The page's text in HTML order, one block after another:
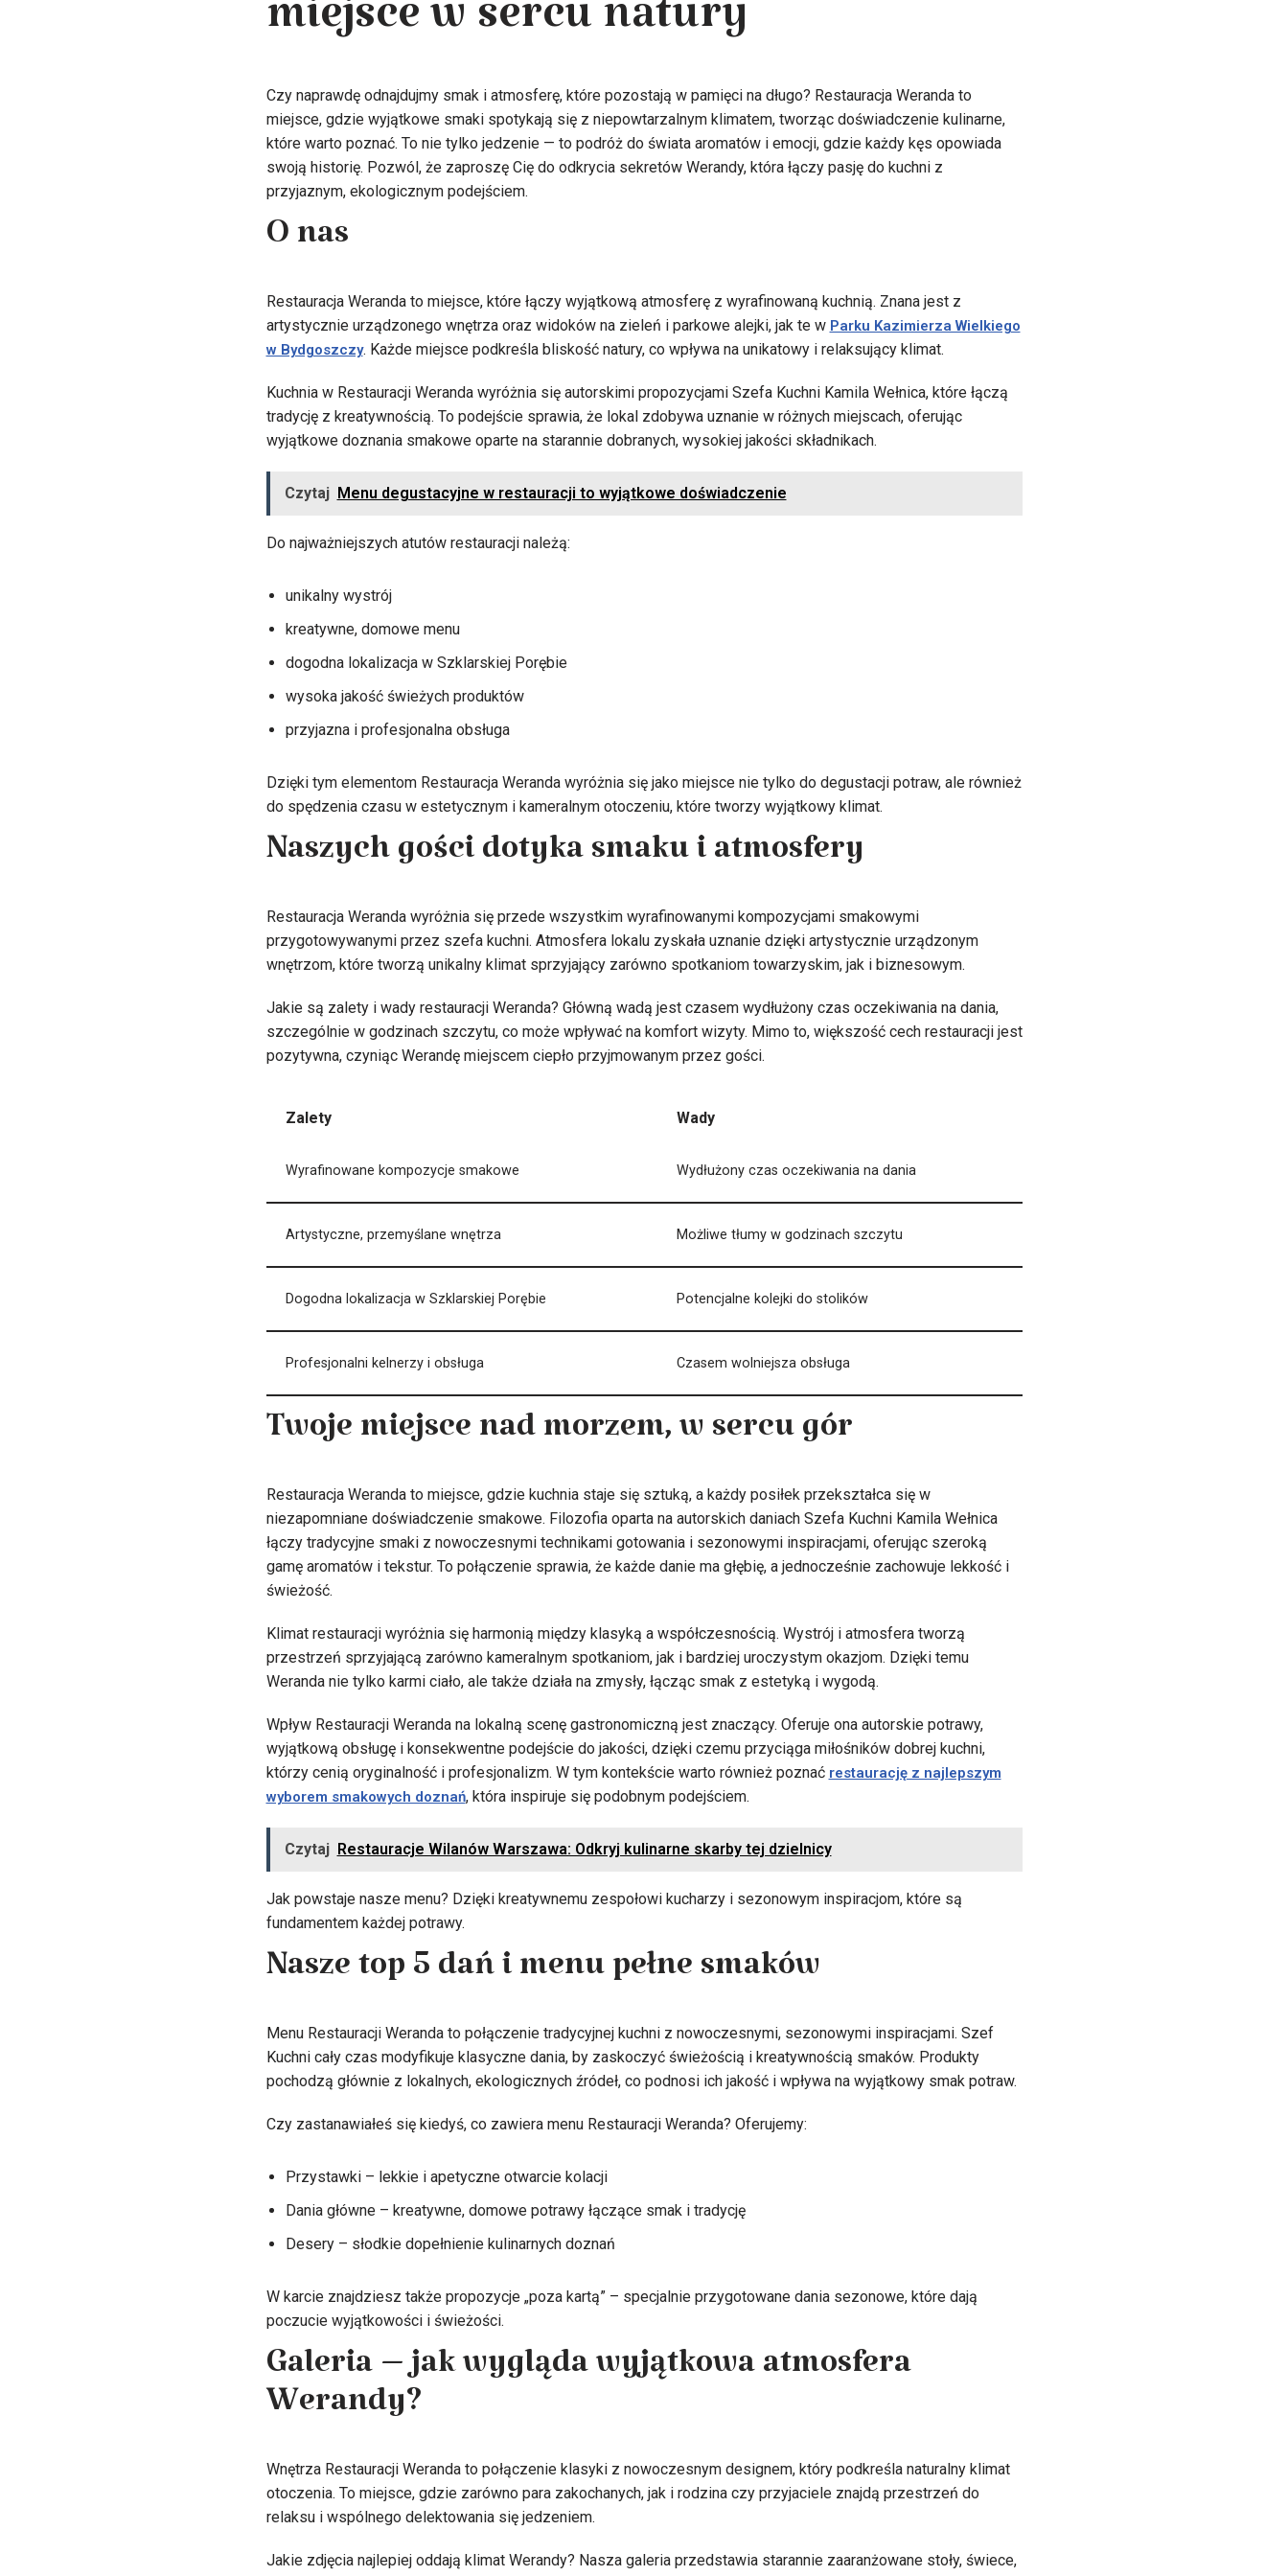
miejsce w sercu natury
Czy naprawdę odnajdujmy smak i atmosferę, które pozostają w pamięci na długo? Restauracja Weranda to
miejsce, gdzie wyjątkowe smaki spotykają się z niepowtarzalnym klimatem, tworząc doświadczenie kulinarne,
które warto poznać. To nie tylko jedzenie — to podróż do świata aromatów i emocji, gdzie każdy kęs opowiada
swoją historię. Pozwól, że zaproszę Cię do odkrycia sekretów Werandy, która łączy pasję do kuchni z
przyjaznym, ekologicznym podejściem.
O nas
Restauracja Weranda to miejsce, które łączy wyjątkową atmosferę z wyrafinowaną kuchnią. Znana jest z
artystycznie urządzonego wnętrza oraz widoków na zieleń i parkowe alejki, jak te w Parku Kazimierza Wielkiego
w Bydgoszczy. Każde miejsce podkreśla bliskość natury, co wpływa na unikatowy i relaksujący klimat.
Kuchnia w Restauracji Weranda wyróżnia się autorskimi propozycjami Szefa Kuchni Kamila Wełnica, które łączą
tradycję z kreatywnością. To podejście sprawia, że lokal zdobywa uznanie w różnych miejscach, oferując
wyjątkowe doznania smakowe oparte na starannie dobranych, wysokiej jakości składnikach.
Czytaj Menu degustacyjne w restauracji to wyjątkowe doświadczenie
Do najważniejszych atutów restauracji należą:
unikalny wystrój
kreatywne, domowe menu
dogodna lokalizacja w Szklarskiej Porębie
wysoka jakość świeżych produktów
przyjazna i profesjonalna obsługa
Dzięki tym elementom Restauracja Weranda wyróżnia się jako miejsce nie tylko do degustacji potraw, ale również
do spędzenia czasu w estetycznym i kameralnym otoczeniu, które tworzy wyjątkowy klimat.
Naszych gości dotyka smaku i atmosfery
Restauracja Weranda wyróżnia się przede wszystkim wyrafinowanymi kompozycjami smakowymi
przygotowywanymi przez szefa kuchni. Atmosfera lokalu zyskała uznanie dzięki artystycznie urządzonym
wnętrzom, które tworzą unikalny klimat sprzyjający zarówno spotkaniom towarzyskim, jak i biznesowym.
Jakie są zalety i wady restauracji Weranda? Główną wadą jest czasem wydłużony czas oczekiwania na dania,
szczególnie w godzinach szczytu, co może wpływać na komfort wizyty. Mimo to, większość cech restauracji jest
pozytywna, czyniąc Werandę miejscem ciepło przyjmowanym przez gości.
Zalety Wady
Wyrafinowane kompozycje smakowe Wydłużony czas oczekiwania na dania
Artystyczne, przemyślane wnętrza Możliwe tłumy w godzinach szczytu
Dogodna lokalizacja w Szklarskiej Porębie Potencjalne kolejki do stolików
Profesjonalni kelnerzy i obsługa Czasem wolniejsza obsługa
Twoje miejsce nad morzem, w sercu gór
Restauracja Weranda to miejsce, gdzie kuchnia staje się sztuką, a każdy posiłek przekształca się w
niezapomniane doświadczenie smakowe. Filozofia oparta na autorskich daniach Szefa Kuchni Kamila Wełnica
łączy tradycyjne smaki z nowoczesnymi technikami gotowania i sezonowymi inspiracjami, oferując szeroką
gamę aromatów i tekstur. To połączenie sprawia, że każde danie ma głębię, a jednocześnie zachowuje lekkość i
świeżość.
Klimat restauracji wyróżnia się harmonią między klasyką a współczesnością. Wystrój i atmosfera tworzą
przestrzeń sprzyjającą zarówno kameralnym spotkaniom, jak i bardziej uroczystym okazjom. Dzięki temu
Weranda nie tylko karmi ciało, ale także działa na zmysły, łącząc smak z estetyką i wygodą.
Wpływ Restauracji Weranda na lokalną scenę gastronomiczną jest znaczący. Oferuje ona autorskie potrawy,
wyjątkową obsługę i konsekwentne podejście do jakości, dzięki czemu przyciąga miłośników dobrej kuchni,
którzy cenią oryginalność i profesjonalizm. W tym kontekście warto również poznać restaurację z najlepszym
wyborem smakowych doznań, która inspiruje się podobnym podejściem.
Czytaj Restauracje Wilanów Warszawa: Odkryj kulinarne skarby tej dzielnicy
Jak powstaje nasze menu? Dzięki kreatywnemu zespołowi kucharzy i sezonowym inspiracjom, które są
fundamentem każdej potrawy.
Nasze top 5 dań i menu pełne smaków
Menu Restauracji Weranda to połączenie tradycyjnej kuchni z nowoczesnymi, sezonowymi inspiracjami. Szef
Kuchni cały czas modyfikuje klasyczne dania, by zaskoczyć świeżością i kreatywnością smaków. Produkty
pochodzą głównie z lokalnych, ekologicznych źródeł, co podnosi ich jakość i wpływa na wyjątkowy smak potraw.
Czy zastanawiałeś się kiedyś, co zawiera menu Restauracji Weranda? Oferujemy:
Przystawki – lekkie i apetyczne otwarcie kolacji
Dania główne – kreatywne, domowe potrawy łączące smak i tradycję
Desery – słodkie dopełnienie kulinarnych doznań
W karcie znajdziesz także propozycje „poza kartą” – specjalnie przygotowane dania sezonowe, które dają
poczucie wyjątkowości i świeżości.
Galeria – jak wygląda wyjątkowa atmosfera
Werandy?
Wnętrza Restauracji Weranda to połączenie klasyki z nowoczesnym designem, który podkreśla naturalny klimat
otoczenia. To miejsce, gdzie zarówno para zakochanych, jak i rodzina czy przyjaciele znajdą przestrzeń do
relaksu i wspólnego delektowania się jedzeniem.
Jakie zdjęcia najlepiej oddają klimat Werandy? Nasza galeria przedstawia starannie zaaranżowane stoły, świece,